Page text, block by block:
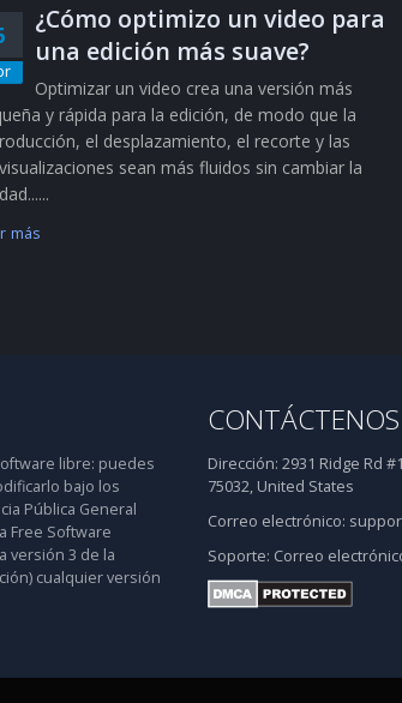
¿Cómo optimizo un video para
una edición más suave?
Optimizar un video crea una versión más
y rápida para la edición, de modo que la
el desplazamiento, el recorte y las
sean más fluidos sin cambiar la
más
libre: puedes
bajo los
Pública General
Free Software
versión 3 de la
cualquier versión
CONTÁCTENOS
Dirección: 2931 Ridge Rd
75032, United States
Correo electrónico:
Soporte: Correo